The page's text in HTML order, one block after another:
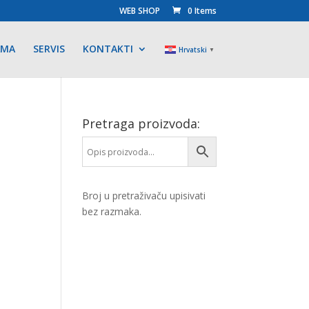
WEB SHOP 0 Items
SERVIS KONTAKTI Hrvatski ▼
Pretraga proizvoda:
Broj u pretraživaču upisivati
bez razmaka.